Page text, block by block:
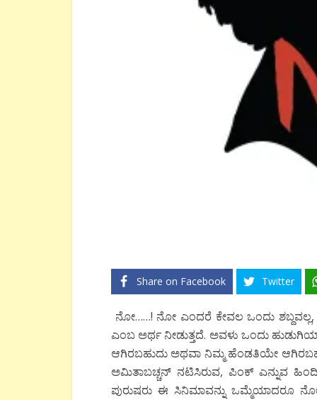
Share on Facebook Twitter
ನೋ……! ನೋ ಎಂದರೆ ಕೇವಲ ಒಂದು ಶಬ್ದವಲ್ಲ,
ಎಂಬ ಅರ್ಥ ನೀಡುತ್ತದೆ. ಅವಳು ಒಂದು
ಆಗಿರಬಹುದು ಅಥವಾ ನಿಮ್ಮ ಹೆಂಡತಿಯೇ
ಅಮಿತಾಬಚ್ಚನ್ ನಟಿಸಿರುವ, ಪಿಂಕ್ ಎನ್ನುವ ಹಿಂದಿ
ಪುರುಷರು ಈ ಸಿನಿಮಾವನ್ನು ಒಮ್ಮೆಯಾದರೂ